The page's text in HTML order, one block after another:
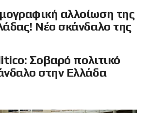
αλλοίωση της
Νέο σκάνδαλο της
Σοβαρό πολιτικό
στην Ελλάδα